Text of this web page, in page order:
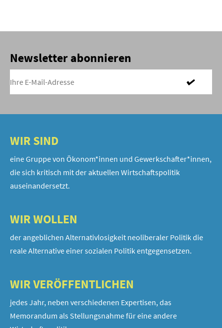
Newsletter abonnieren
WIR SIND
eine Gruppe von Ökonom*innen und Gewerkschafter*innen,
die sich kritisch mit der aktuellen Wirtschaftspolitik
auseinandersetzt.
WIR WOLLEN
der angeblichen Alternativlosigkeit neoliberaler Politik die
reale Alternative einer sozialen Politik entgegensetzen.
WIR VERÖFFENTLICHEN
jedes Jahr, neben verschiedenen Expertisen, das
Memorandum als Stellungsnahme für eine andere